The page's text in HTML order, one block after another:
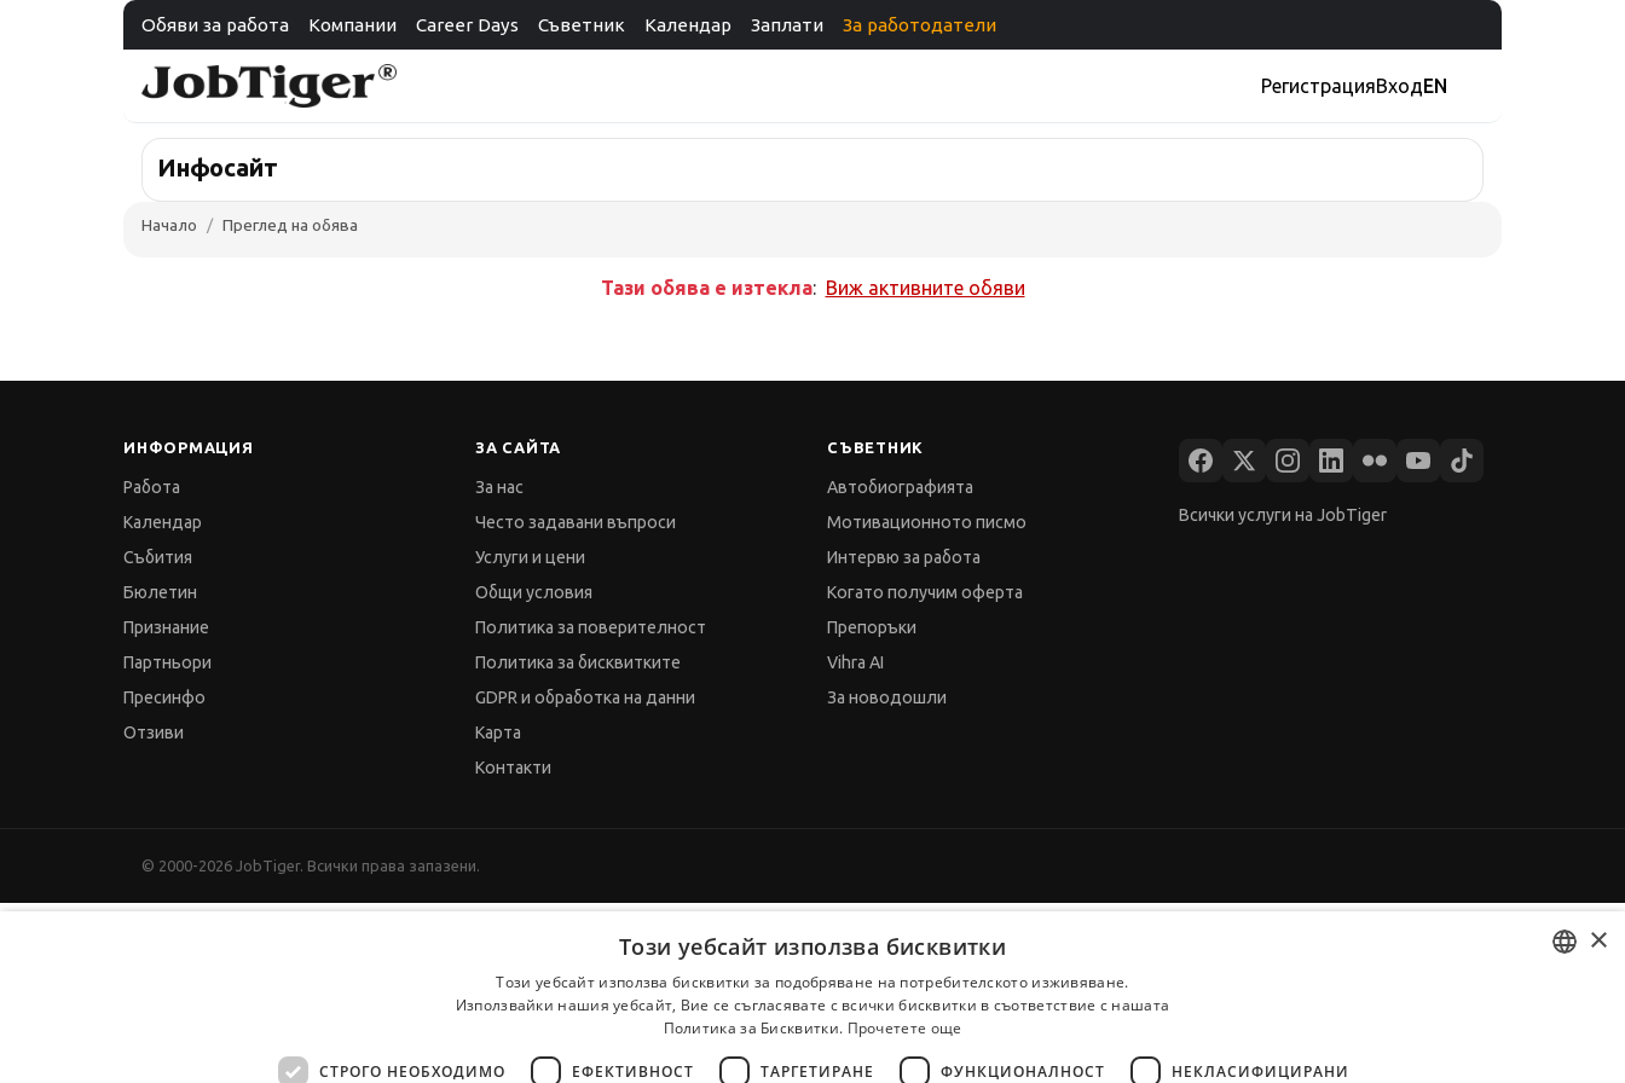
Обяви за работа Компании Career Days Съветник Календар Заплати За работодатели
РегистрацияВходEN
Инфосайт
Начало Преглед на обява
Тази обява е изтекла: Виж активните обяви
ИНФОРМАЦИЯ
Работа
Календар
Събития
Бюлетин
Признание
Партньори
Пресинфо
Отзиви
ЗА САЙТА
За нас
Често задавани въпроси
Услуги и цени
Общи условия
Политика за поверителност
Политика за бисквитките
GDPR и обработка на данни
Карта
Контакти
СЪВЕТНИК
Автобиографията
Мотивационното писмо
Интервю за работа
Когато получим оферта
Препоръки
Vihra AI
За новодошли
Всички услуги на JobTiger
© 2000-2026 JobTiger. Всички права запазени.
×
Този уебсайт използва бисквитки
Този уебсайт използва бисквитки за подобряване на потребителското изживяване.
Използвайки нашия уебсайт, Вие се съгласявате с всички бисквитки в съответствие с нашата
Политика за Бисквитки. Прочетете още
СТРОГО НЕОБХОДИМО ЕФЕКТИВНОСТ ТАРГЕТИРАНЕ ФУНКЦИОНАЛНОСТ НЕКЛАСИФИЦИРАНИ